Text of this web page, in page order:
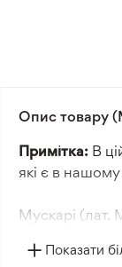
Опис товару
Примітка: В
які є в нашому
Мускарі (лат.
см. Квіти
Показати